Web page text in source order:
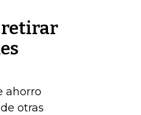
retirar
ahorro
otras